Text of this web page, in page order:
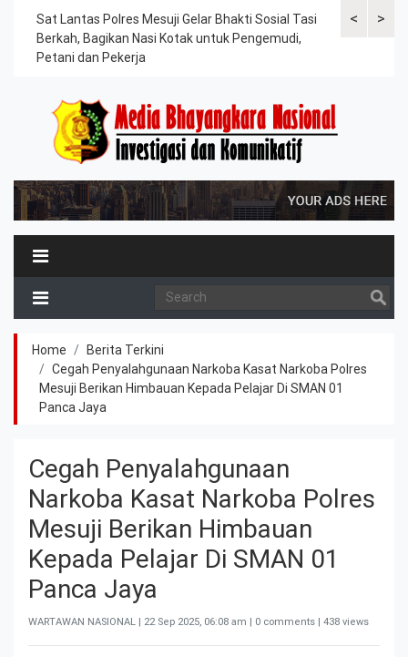
<
Sat Lantas Polres Mesuji Gelar Bhakti Sosial Tasi
Berkah, Bagikan Nasi Kotak untuk Pengemudi,
Petani dan Pekerja
Kapolres
>
Home
Berita Terkini
Cegah Penyalahgunaan Narkoba Kasat Narkoba Polres
Mesuji Berikan Himbauan Kepada Pelajar Di SMAN 01
Panca Jaya
Cegah Penyalahgunaan
Narkoba Kasat Narkoba Polres
Mesuji Berikan Himbauan
Kepada Pelajar Di SMAN 01
Panca Jaya
WARTAWAN NASIONAL | 22 Sep 2025, 06:08 am | 0 comments | 438 views